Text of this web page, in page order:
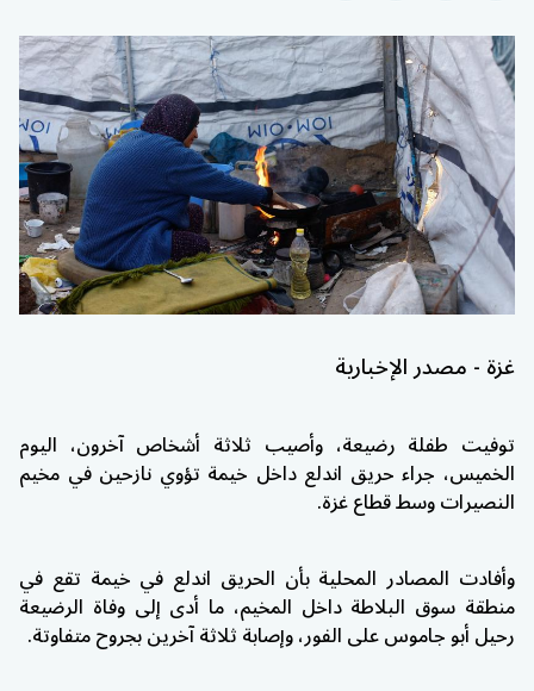
غزة - مصدر الإخبارية
توفيت طفلة رضيعة، وأصيب ثلاثة أشخاص آخرون، اليوم
الخميس، جراء حريق اندلع داخل خيمة تؤوي نازحين في مخيم
النصيرات وسط قطاع غزة.
وأفادت المصادر المحلية بأن الحريق اندلع في خيمة تقع في
منطقة سوق البلاطة داخل المخيم، ما أدى إلى وفاة الرضيعة
رحيل أبو جاموس على الفور، وإصابة ثلاثة آخرين بجروح متفاوتة.